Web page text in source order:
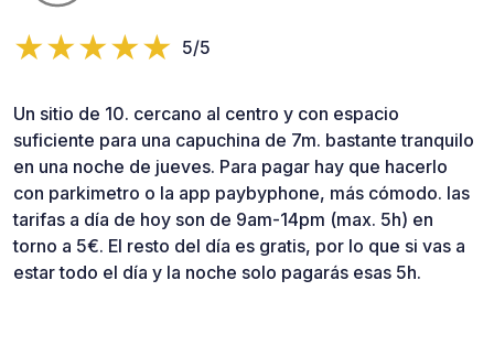
5/5
Un sitio de 10. cercano al centro y con espacio
suficiente para una capuchina de 7m. bastante tranquilo
en una noche de jueves. Para pagar hay que hacerlo
con parkimetro o la app paybyphone, más cómodo. las
tarifas a día de hoy son de 9am-14pm (max. 5h) en
torno a 5€. El resto del día es gratis, por lo que si vas a
estar todo el día y la noche solo pagarás esas 5h.